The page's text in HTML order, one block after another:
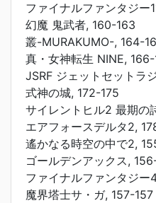
ファイナルファンタジー
幻魔 鬼武者, 160-163
叢-MURAKUMO-, 164-
真・女神転生 NINE,
JSRF ジェットセットラ
式神の城, 172-175
サイレントヒル2 最期の
エアフォースデルタ2,
遙かなる時空の中で2,
ゴールデンアックス,
ファイナルファンタジー
魔界塔士サ・ガ, 157-157